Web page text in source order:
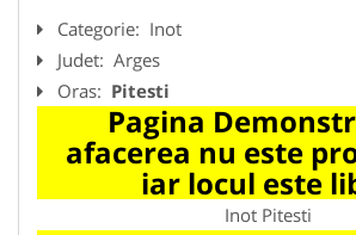
Categorie: Inot
Judet: Arges
Oras: Pitesti
Pagina
afacerea nu este
iar locul este
Inot Pitesti